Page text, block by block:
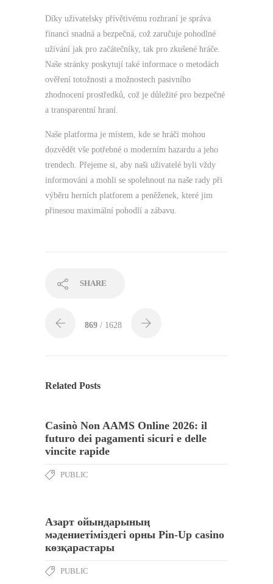
Díky uživatelsky přívětivému rozhraní je správa
financí snadná a bezpečná, což zaručuje pohodlné
užívání jak pro začátečníky, tak pro zkušené hráče.
Naše stránky poskytují také informace o metodách
ověření totožnosti a možnostech pasivního
zhodnocení prostředků, což je důležité pro bezpečné
a transparentní hraní.
Naše platforma je místem, kde se hráči mohou
dozvědět vše potřebné o moderním hazardu a jeho
trendech. Přejeme si, aby naši uživatelé byli vždy
informováni a mohli se spolehnout na naše rady při
výběru herních platforem a peněženek, které jim
přinesou maximální pohodlí a zábavu.
SHARE
869 / 1628
Related Posts
Casinò Non AAMS Online 2026: il
futuro dei pagamenti sicuri e delle
vincite rapide
PUBLIC
Азарт ойындарының
мәдениетіміздегі орны Pin-Up casino
көзқарастары
PUBLIC